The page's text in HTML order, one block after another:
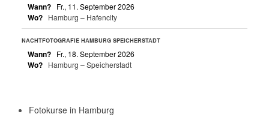
Wann? Fr., 11. September 2026
Wo? Hamburg – Hafencity
NACHTFOTOGRAFIE HAMBURG SPEICHERSTADT
Wann? Fr., 18. September 2026
Wo? Hamburg – Speicherstadt
Fotokurse in Hamburg